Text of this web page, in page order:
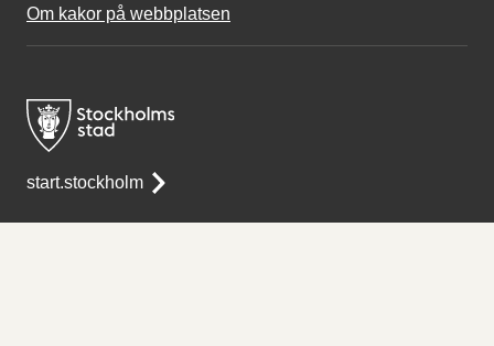
Om kakor på webbplatsen
start.stockholm